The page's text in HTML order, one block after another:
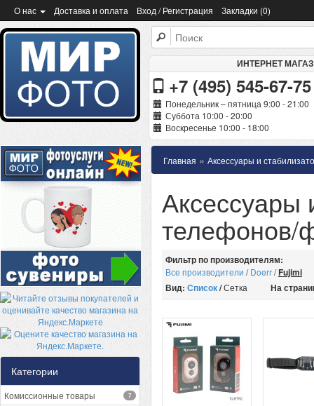
О нас Доставка и оплата Вход / Регистрация Закладки (0)
ИНТЕРНЕТ
+7 (495) 545-67-75
Понедельник – пятница 9:00 - 21:00
Суббота 10:00 - 20:00
Воскресенье 10:00 - 18:00
Категории
Комиссионные товары 7
Главная » Аксессуары и
Аксессуары
телефонов/
Фильтр по производителям:
Все производители /Doerr/Fujimi
Вид: Список/Сетка На